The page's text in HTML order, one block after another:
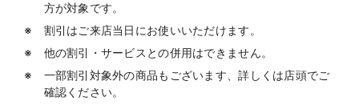
方が対象です。
割引はご来店当日にお使いいただけます。
他の割引・サービスとの併用はできません。
一部割引対象外の商品もございます、詳しくは店頭でご
確認ください。